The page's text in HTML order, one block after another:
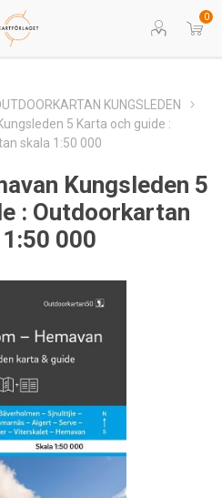
0
KUNGSLEDEN
5 Karta och guide :
skala 1:50 000
Kungsleden 5
: Outdoorkartan
000